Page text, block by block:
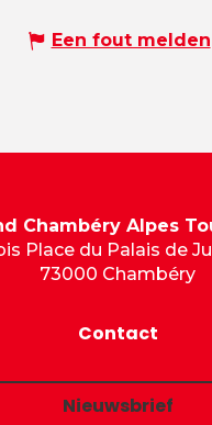
Een fout melden
Chambéry Alpes
Place du Palais de
73000 Chambéry
Contact
Nieuwsbrief